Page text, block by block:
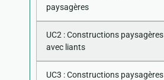
paysagères
UC2 : Constructions paysagères
avec liants
UC3 : Constructions paysagères